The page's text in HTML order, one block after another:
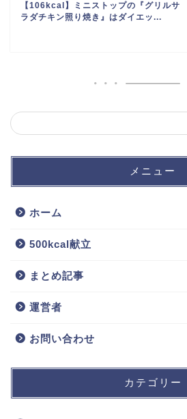
【106kcal】ミニストップの『グリルサ
ラダチキン照り焼き』はダイエッ...
メニュー
ホーム
500kcal献立
まとめ記事
運営者
お問い合わせ
カテゴリー